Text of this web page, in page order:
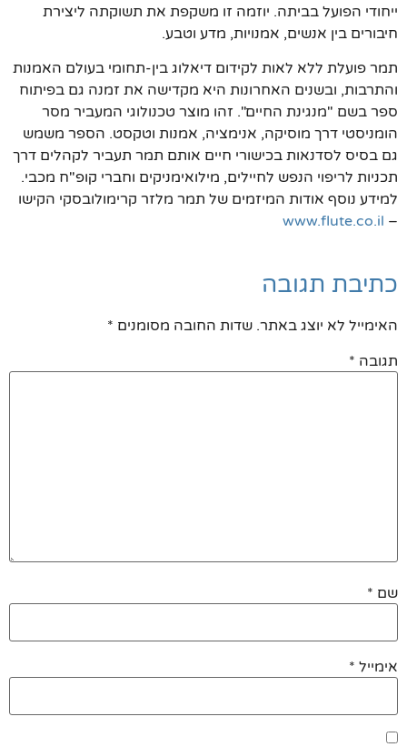
ייחודי הפועל בביתה. יוזמה זו משקפת את תשוקתה ליצירת
חיבורים בין אנשים, אמנויות, מדע וטבע.
תמר פועלת ללא לאות לקידום דיאלוג בין-תחומי בעולם האמנות
והתרבות, ובשנים האחרונות היא מקדישה את זמנה גם בפיתוח
ספר בשם "מנגינת החיים". זהו מוצר טכנולוגי המעביר מסר
הומניסטי דרך מוסיקה, אנימציה, אמנות וטקסט. הספר משמש
גם בסיס לסדנאות בכישורי חיים אותם תמר תעביר לקהלים דרך
תכניות לריפוי הנפש לחיילים, מילואימניקים וחברי קופ"ח מכבי.
למידע נוסף אודות המיזמים של תמר מלזר קרימולובסקי הקישו
–
www.flute.co.il
כתיבת תגובה
האימייל לא יוצג באתר. שדות החובה מסומנים *
תגובה *
שם *
אימייל *